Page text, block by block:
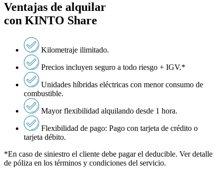
Ventajas de alquilar
con KINTO Share
Kilometraje ilimitado.
Precios incluyen seguro a todo riesgo + IGV.*
Unidades híbridas eléctricas con menor consumo de
combustible.
Mayor flexibilidad alquilando desde 1 hora.
Flexibilidad de pago: Pago con tarjeta de crédito o
tarjeta débito.
*En caso de siniestro el cliente debe pagar el deducible. Ver detalle
de póliza en los términos y condiciones del servicio.